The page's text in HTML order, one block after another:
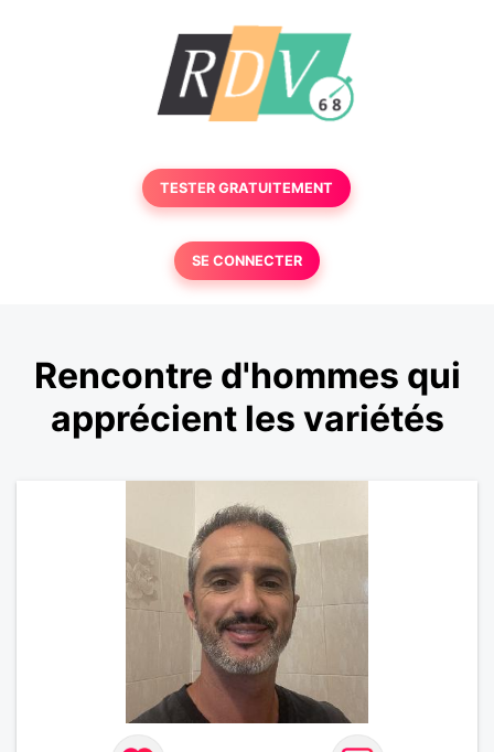
TESTER GRATUITEMENT
SE CONNECTER
Rencontre d'hommes qui
apprécient les variétés